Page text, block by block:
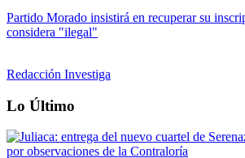
Partido Morado insistirá en recuperar su
considera "ilegal"
Redacción Investiga
Lo Último